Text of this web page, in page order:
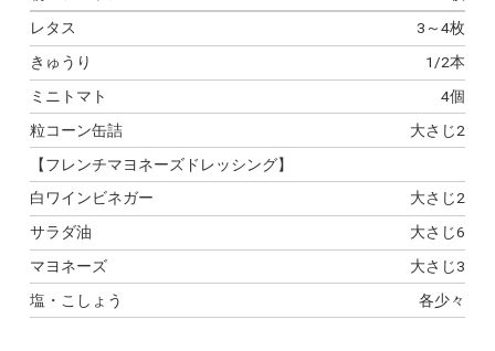
レタス
3～4枚
きゅうり
1/2本
ミニトマト
4個
粒コーン缶詰
大さじ2
【フレンチマヨネーズドレッシング】
白ワインビネガー
大さじ2
サラダ油
大さじ6
マヨネーズ
大さじ3
塩・こしょう
各少々